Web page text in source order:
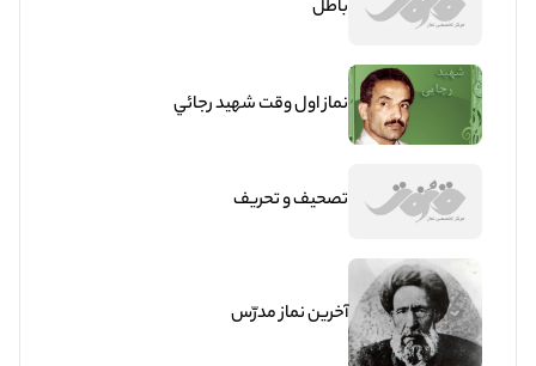
باطل
نماز اول وقت شهيد رجائي
تصحیف و تحریف
آخرين نماز مدرّس